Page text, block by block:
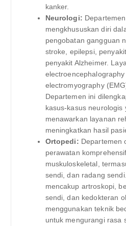
kanker.
Neurologi:
mengkhususkan diri
pengobatan gangguan
stroke, epilepsi,
penyakit Alzheimer.
electroencephalography
electromyography
Departemen ini
kasus-kasus neurologis
menawarkan layanan
meningkatkan hasil
Ortopedi: Departemen
perawatan
muskuloskeletal,
sendi, dan radang
mencakup artroskopi,
sendi, dan kedokteran
menggunakan teknik
untuk mengurangi rasa